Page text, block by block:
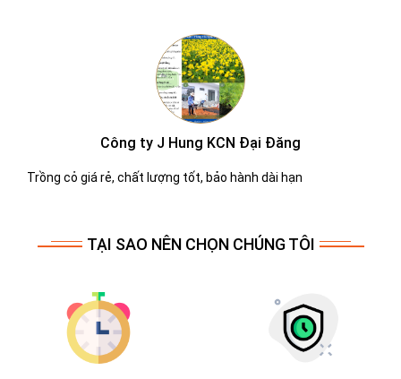
Công ty Molen
Dịch vụ chắm sóc cây xanh tốt tận tình
TẠI SAO NÊN CHỌN CHÚNG TÔI